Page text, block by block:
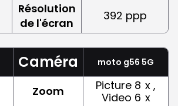
Résolution
de l'écran
392 ppp
Caméra moto g56 5G
Zoom Picture 8 x ,
Video 6 x